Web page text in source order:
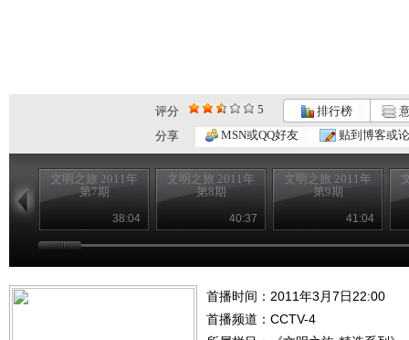
评分 5 排行榜
分享
MSN或QQ好友 贴到博客或
文明之旅 2011年
第7期
38:04
文明之旅 2011年
第8期
40:37
文明之旅 2011年
第9期
41:04
首播时间：2011年3月7日22:00
首播频道： CCTV-4